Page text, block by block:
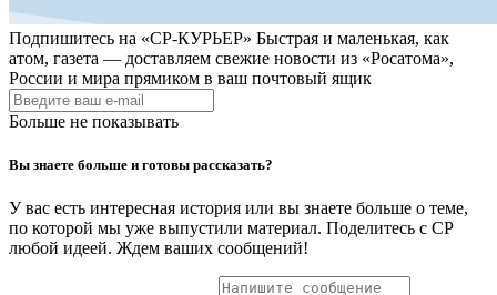
Подпишитесь на «СР-КУРЬЕР» Быстрая и маленькая, как
атом, газета — доставляем свежие новости из «Росатома»,
России и мира прямиком в ваш почтовый ящик
Больше не показывать
Вы знаете больше и готовы рассказать?
У вас есть интересная история или вы знаете больше о теме,
по которой мы уже выпустили материал. Поделитесь с СР
любой идеей. Ждем ваших сообщений!